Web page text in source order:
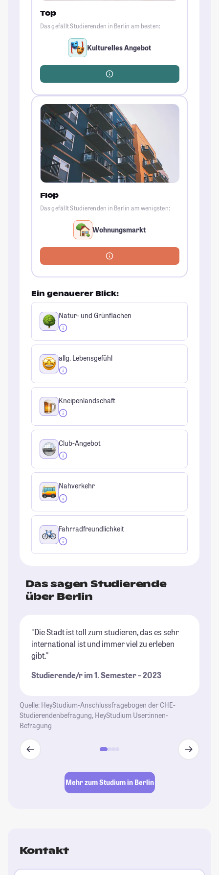
Top
Das gefällt Studierenden in Berlin am besten:
Kulturelles Angebot
Flop
Das gefällt Studierenden in Berlin am wenigsten:
Wohnungsmarkt
Ein genauerer Blick:
Natur- und Grünflächen
allg. Lebensgefühl
Kneipenlandschaft
Club-Angebot
Nahverkehr
Fahrradfreundlichkeit
Das sagen Studierende
über Berlin
"Die Stadt ist toll zum studieren, das es sehr
international ist und immer viel zu erleben
gibt."
Studierende/r im 1. Semester – 2023
Quelle: HeyStudium-Anschlussfragebogen der CHE-
Studierendenbefragung, HeyStudium User:innen-
Befragung
Mehr zum Studium in Berlin
Kontakt